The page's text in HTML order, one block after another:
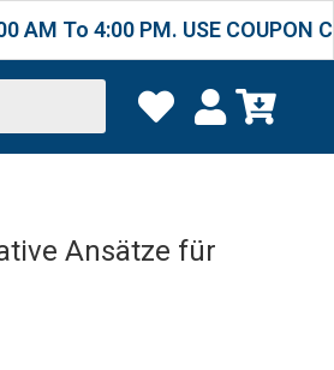
COUPON CODE
Ansätze für